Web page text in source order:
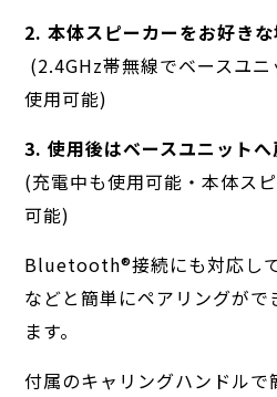
2. 本体スピーカーをお好きな
(2.4GHz帯無線でベースユ
使用可能)
3. 使用後はベースユニット
(充電中も使用可能・本体ス
可能)
Bluetooth®︎接続にも対応し
などと簡単にペアリングがで
ます。
付属のキャリングハンドルで